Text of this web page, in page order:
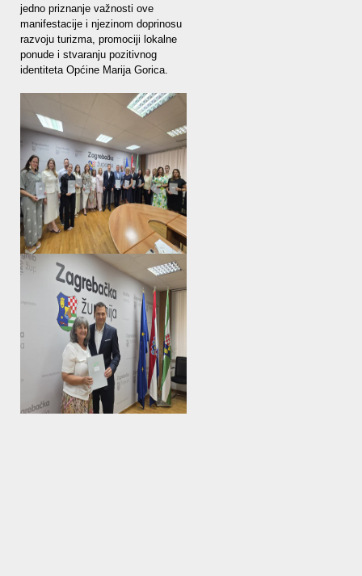
jedno priznanje važnosti ove
manifestacije i njezinom doprinosu
razvoju turizma, promociji lokalne
ponude i stvaranju pozitivnog
identiteta Općine Marija Gorica.